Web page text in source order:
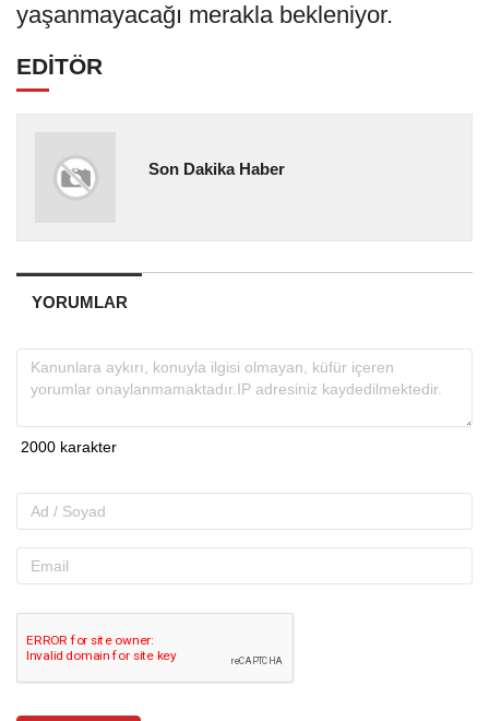
yaşanmayacağı merakla bekleniyor.
EDİTÖR
Son Dakika Haber
YORUMLAR